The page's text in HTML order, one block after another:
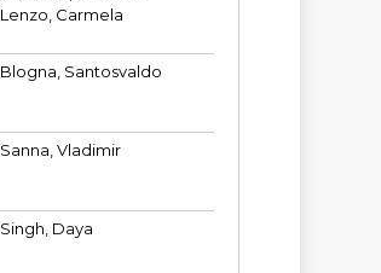
Lenzo, Carmela
Blogna, Santosvaldo
Sanna, Vladimir
Singh, Daya